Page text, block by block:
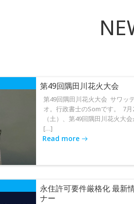
第49回隅田川花火大会
第49回隅田川花火大会 サワッ
オ。行政書士のSomです。 7月
（土）、第49回隅田川花火大
[…]
Read more
永住許可要件厳格化 最新
ナー